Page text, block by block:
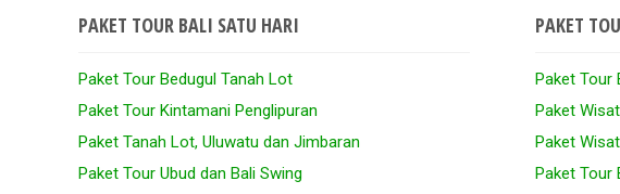
PAKET TOUR BALI SATU HARI
Paket Tour Bedugul Tanah Lot
Paket Tour Kintamani Penglipuran
Paket Tanah Lot, Uluwatu dan Jimbaran
Paket Tour Ubud dan Bali Swing
PAKET
Paket Tour
Paket
Paket
Paket Tour